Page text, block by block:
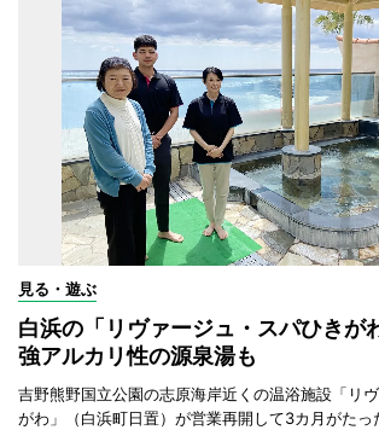
見る・遊ぶ
白浜の「リヴァージュ・スパひき
強アルカリ性の源泉湯も
吉野熊野国立公園の志原海岸近くの温浴施設「リ
がわ」（白浜町日置）が営業再開して3カ月がたっ